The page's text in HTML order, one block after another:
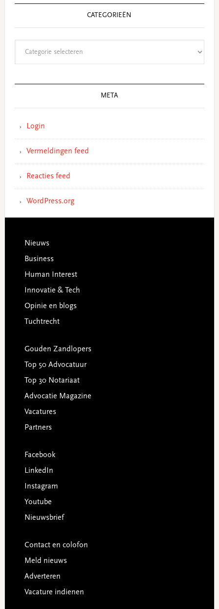
CATEGORIEËN
META
Login
Vermeldingen feed
Reacties feed
WordPress.org
Footer
Nieuws
Business
Human Interest
Innovatie & Tech
Opinie en blogs
Tuchtrecht
Gouden Zandlopers
Top 50 Advocatuur
Top 30 Notariaat
Advocatie Magazine
Vacatures
Partners
Facebook
LinkedIn
Instagram
Youtube
Nieuwsbrief
Contact en colofon
Meld nieuws
Adverteren
Vacature indienen